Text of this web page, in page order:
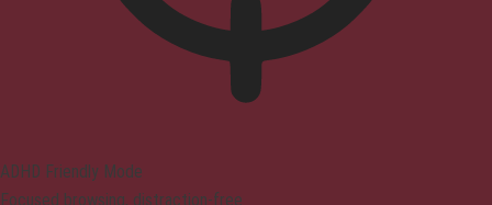
ADHD Friendly Mode
Focused browsing, distraction-free